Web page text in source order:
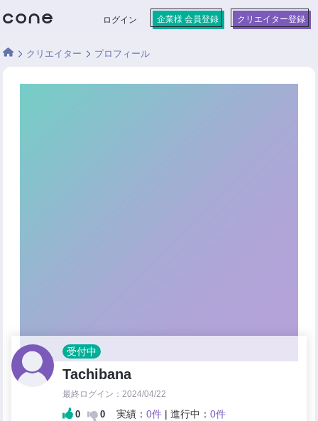
ログイン 企業様 会員登録 クリエイター登録
クリエイター プロフィール
受付中
Tachibana
最終ログイン：2024/04/22
0 0 実績：0件 | 進行中：0件